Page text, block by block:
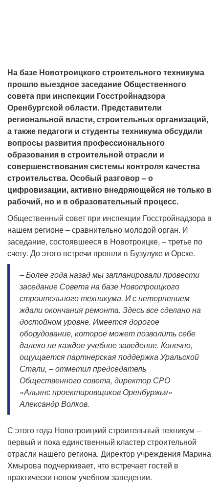
На базе Новотроицкого строительного техникума
прошло выездное заседание Общественного
совета при инспекции Госстройнадзора
Оренбургской области. Представители
региональной власти, строительных организаций,
а также педагоги и студенты техникума обсудили
вопросы развития профессионального
образования в строительной отрасли и
совершенствования системы контроля качества
строительства. Особый разговор – о
цифровизации, активно внедряющейся не только в
рабочий, но и в образовательный процесс.
Общественный совет при инспекции Госстройнадзора в
нашем регионе – сравнительно молодой орган. И
заседание, состоявшееся в Новотроицке, – третье по
счету. До этого встречи прошли в Бузулуке и Орске.
– Более года назад мы запланировали провести
заседание Совета на базе Новотроицкого
строительного техникума. И с нетерпением
ждали окончания ремонта. Здесь все сделано на
достойном уровне. Имеется дорогое
оборудование, которое может позволить себе
далеко не каждое учебное заведение. Конечно,
ощущается партнерская поддержка Уральской
Стали, – отметил председатель
Общественного совета, директор СРО
«Альянс проектировщиков Оренбуржья»
Александр Волков.
С этого года Новотроицкий строительный техникум –
первый и пока единственный кластер строительной
отрасли нашего региона. Директор учреждения Марина
Хмырова подчеркивает, что встречает гостей в
практически новом учебном заведении.